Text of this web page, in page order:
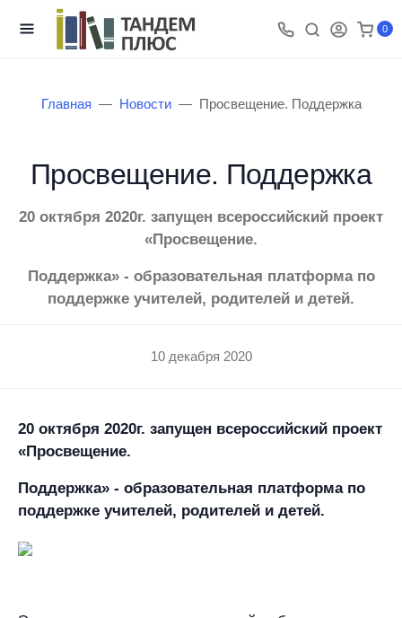
0
Главная Новости Просвещение. Поддержка
Просвещение. Поддержка
20 октября 2020г. запущен всероссийский проект
«Просвещение.
Поддержка» - образовательная платформа по
поддержке учителей, родителей и детей.
10 декабря 2020
20 октября 2020г. запущен всероссийский проект
«Просвещение.
Поддержка» - образовательная платформа по
поддержке учителей, родителей и детей.